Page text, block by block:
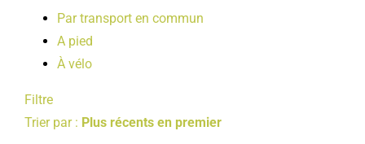
Par transport en commun
A pied
À vélo
Filtre
Trier par : Plus récents en premier